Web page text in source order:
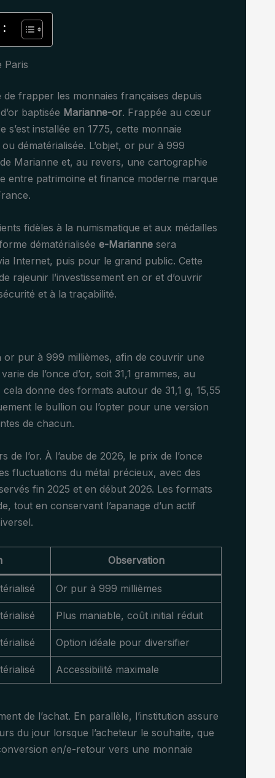
Paris
frapper les monnaies françaises depuis
baptisée Marianne-or. Frappée au cœur
s’est installée en 1775, cette monnaie
dématérialisée. L’objet, or pur à 999
Marianne et, au revers, une cartographie
entre patrimoine et finance moderne marque
fidèles à la numismatique et aux médailles
dématérialisée e-Marianne sera
Internet, puis pour le grand public. Cette
rajeunir l’investissement en or et d’ouvrir
et à la traçabilité.
pur à 999 millièmes, afin de couvrir une
de l’once d’or, soit 31,1 grammes, au
donne des formats autour de 31,1 g, 15,55
le bullion ou l’opter pour une version
de chacun.
de l’or. À l’aube de 2026, le prix de l’once
fluctuations du métal précieux, avec des
fin 2025 et en début 2026. Les formats
tout en conservant l’apanage d’un actif
Observation
Or pur à 999 millièmes
Plus maniable, coût initial réduit
Option idéale pour diversifier
Accessibilité maximale
de l’achat. En parallèle, l’institution assure
du jour lorsque l’acheteur le souhaite, que
en/e-retour vers une monnaie